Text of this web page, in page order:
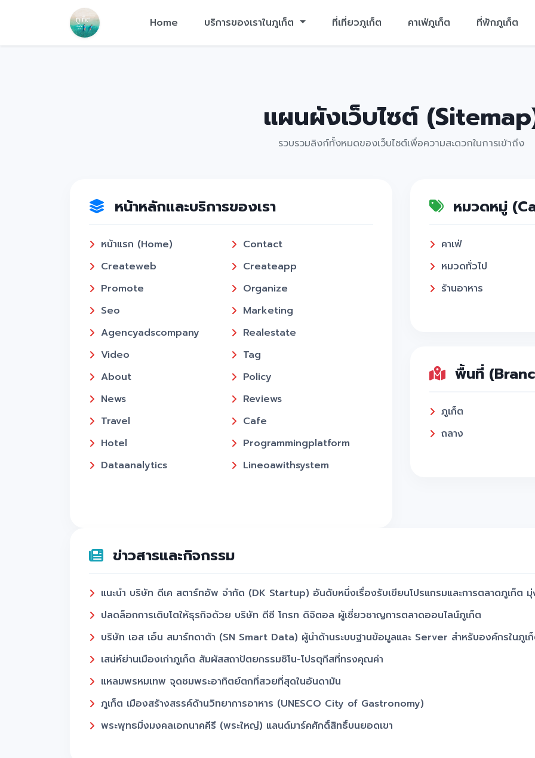
Home บริการของเราในภูเก็ต ที่เที่ยวภูเก็ต คาเฟ่ภูเก็ต ที่พักภูเก็ต
แผนผังเว็บไซต์
รวบรวมลิงก์ทั้งหมดของเว็บไซต์เพื่อความสะดวกในการเข้าถึง
หน้าหลักและบริการของเรา
หน้าแรก (Home)
Contact
Createweb
Createapp
Promote
Organize
Seo
Marketing
Agencyadscompany
Realestate
Video
Tag
About
Policy
News
Reviews
Travel
Cafe
Hotel
Programmingplatform
Dataanalytics
Lineoawithsystem
หมวดหมู่
คาเฟ่
หมวดทั่วไป
ร้านอาหาร
พื้นที่
ภูเก็ต
ถลาง
ข่าวสารและกิจกรรม
แนะนำ บริษัท ดีเค สตาร์ทอัพ จำกัด (DK Startup) อันดับหนึ่งเรื่องรับเขียนโปรแกรมและการตลาดภูเก็ต
ปลดล็อกการเติบโตให้ธุรกิจด้วย บริษัท ดีซี โกรท ดิจิตอล ผู้เชี่ยวชาญการตลาดออนไลน์ภูเก็ต
บริษัท เอส เอ็น สมาร์ทดาต้า (SN Smart Data) ผู้นำด้านระบบฐานข้อมูลและ Server สำหรับองค์กรในภูเ
เสน่ห์ย่านเมืองเก่าภูเก็ต สัมผัสสถาปัตยกรรมชิโน-โปรตุกีสที่ทรงคุณค่า
แหลมพรหมเทพ จุดชมพระอาทิตย์ตกที่สวยที่สุดในอันดามัน
ภูเก็ต เมืองสร้างสรรค์ด้านวิทยาการอาหาร (UNESCO City of Gastronomy)
พระพุทธมิ่งมงคลเอกนาคคีรี (พระใหญ่) แลนด์มาร์คศักดิ์สิทธิ์บนยอดเขา